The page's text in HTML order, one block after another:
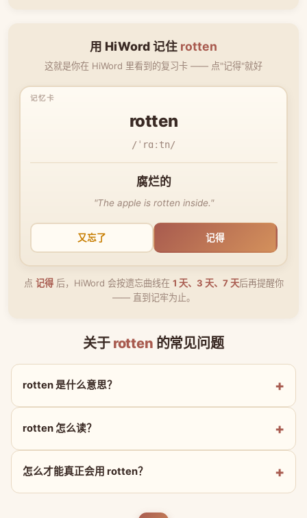
用 HiWord 记住 rotten
这就是你在 HiWord 里看到的复习卡 —— 点"记得"就好
rotten
/ˈrɑːtn/
腐烂的
"The apple is rotten inside."
又忘了 记得
点 记得后，HiWord 会按遗忘曲线在 1 天、3 天、7 天后再提醒你
—— 直到记牢为止。
关于 rotten 的常见问题
rotten 是什么意思？
rotten 怎么读？
怎么才能真正会用 rotten？